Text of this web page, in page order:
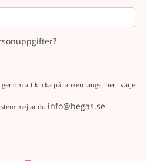
att klicka på länken längst ner i varje
mejlar du info@hegas.se!